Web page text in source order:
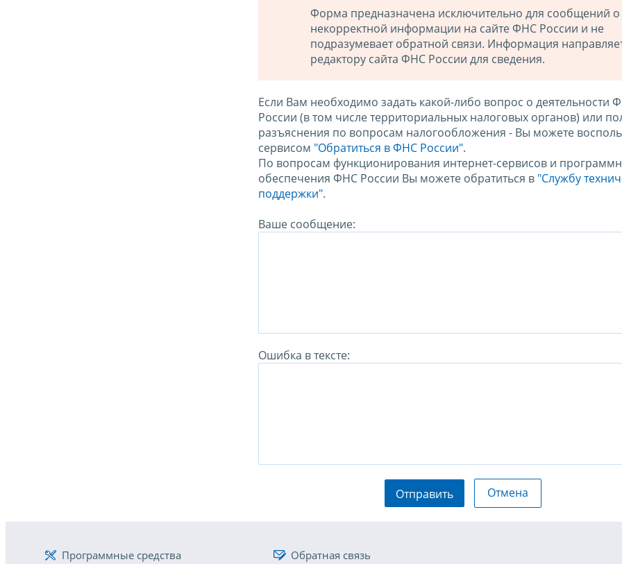
Форма предназначена исключительно для сообщений о
некорректной информации на сайте ФНС России и не
подразумевает обратной связи. Информация
редактору сайта ФНС России для сведения.
Если Вам необходимо задать какой-либо вопрос о деятельности
России (в том числе территориальных налоговых органов) или
разъяснения по вопросам налогообложения - Вы можете
сервисом "Обратиться в ФНС России".
По вопросам функционирования интернет-сервисов и
обеспечения ФНС России Вы можете обратиться в "Службу
поддержки".
Ваше сообщение:
Ошибка в тексте:
Отправить Отмена
Программные средства
Обратная связь